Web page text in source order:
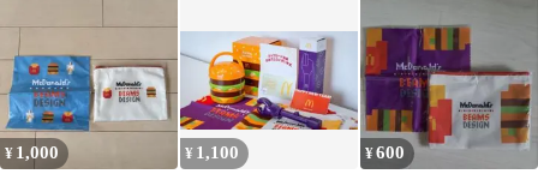
¥ 1,000 ¥ 1,100 ¥600